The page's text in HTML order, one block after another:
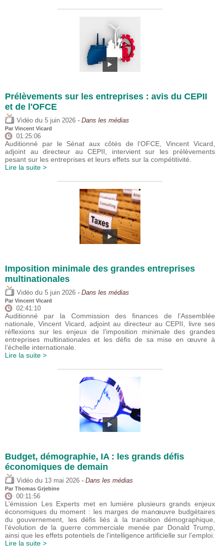
Prélèvements sur les entreprises : avis du CEPII
et de l'OFCE
Vidéo du 5 juin 2026 - Dans les médias
Par Vincent Vicard
01:25:06
Auditionné par le Sénat aux côtés de l’OFCE, Vincent Vicard,
adjoint au directeur au CEPII, intervient sur les prélèvements
pesant sur les entreprises et leurs effets sur la compétitivité.
Lire la suite >
Imposition minimale des grandes entreprises
multinationales
Vidéo du 5 juin 2026 - Dans les médias
Par Vincent Vicard
02:41:10
Auditionné par la Commission des finances de l’Assemblée
nationale, Vincent Vicard, adjoint au directeur au CEPII, livre ses
réflexions sur les enjeux de l’imposition minimale des grandes
entreprises multinationales et les défis de sa mise en œuvre à
l’échelle internationale.
Lire la suite >
Budget, démographie, IA : les grands défis
économiques de demain
Vidéo du 13 mai 2026 - Dans les médias
Par Thomas Grjebine
00:11:56
L’émission Les Experts met en lumière plusieurs grands enjeux
économiques du moment : les marges de manœuvre budgétaires
du gouvernement, les défis liés à la transition démographique,
l’évolution de la guerre commerciale menée par Donald Trump,
ainsi que les effets potentiels de l’intelligence artificielle sur l’emploi.
Lire la suite >